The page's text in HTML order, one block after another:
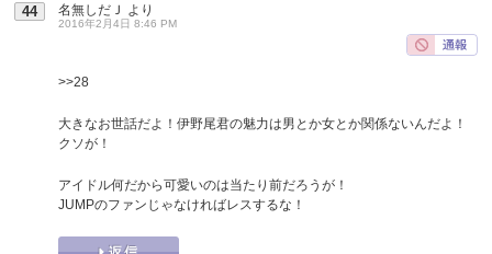
44 名無しだＪ より
2016年2月4日 8:46 PM
>>28
大きなお世話だよ！伊野尾君の魅力は男とか女とか関係ないんだよ！
クソが！
アイドル何だから可愛いのは当たり前だろうが！
JUMPのファンじゃなければレスするな！